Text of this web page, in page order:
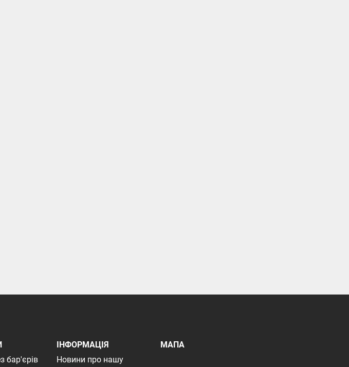
бар'єрів
ІНФОРМАЦІЯ
Новини про нашу
МАПА